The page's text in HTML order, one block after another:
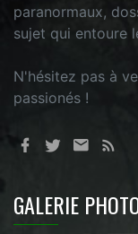
paranormaux,
sujet qui entoure
N'hésitez pas à
passionés !
GALERIE